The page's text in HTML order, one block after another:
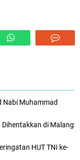
Nabi Muhammad
di Malang
HUT TNI ke-